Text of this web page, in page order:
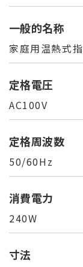
一般的名称
家庭用温熱式
定格電圧
AC100V
定格周波数
50/60Hz
消費電力
240W
寸法